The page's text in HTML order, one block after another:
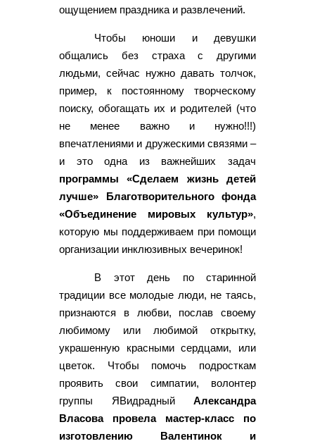
ощущением праздника и развлечений.
Чтобы юноши и девушки
общались без страха с другими
людьми, сейчас нужно давать толчок,
пример, к постоянному творческому
поиску, обогащать их и родителей (что
не менее важно и нужно!!!)
впечатлениями и дружескими связями –
и это одна из важнейших задач
программы «Сделаем жизнь детей
лучше» Благотворительного фонда
«Объединение мировых культур»,
которую мы поддерживаем при помощи
организации инклюзивных вечеринок!
В этот день по старинной
традиции все молодые люди, не таясь,
признаются в любви, послав своему
любимому или любимой открытку,
украшенную красными сердцами, или
цветок. Чтобы помочь подросткам
проявить свои симпатии, волонтер
группы ЯВидрадный Александра
Власова провела мастер-класс по
изготовлению Валентинок и